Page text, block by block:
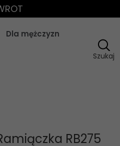
Dla mężczyzn
Szukaj
RB275